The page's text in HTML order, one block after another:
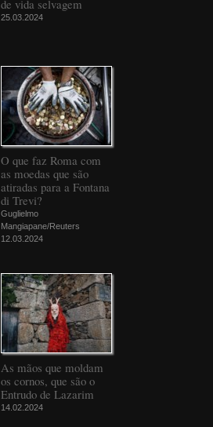
de vida selvagem
25.03.2024
O que faz Roma com
as moedas que são
atiradas para a Fontana
di Trevi?
Guglielmo
Mangiapane/Reuters
12.03.2024
As mãos que moldam
os cornos, que são o
Entrudo de Lazarim
14.02.2024